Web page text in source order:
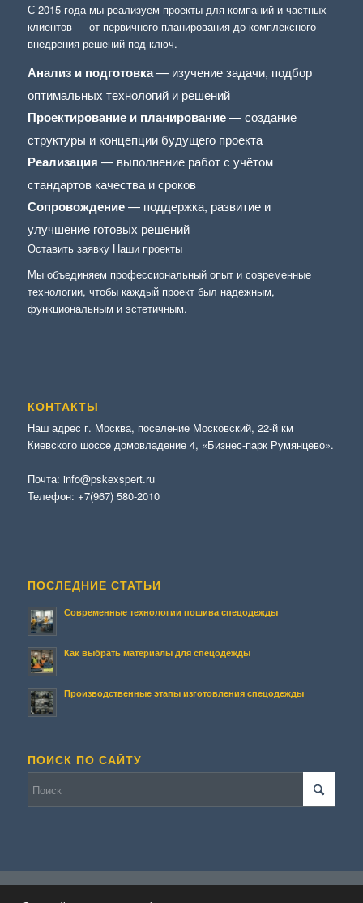
С 2015 года мы реализуем проекты для компаний и частных
клиентов — от первичного планирования до комплексного
внедрения решений под ключ.
Анализ и подготовка— изучение задачи, подбор
оптимальных технологий и решений
Проектирование и планирование— создание
структуры и концепции будущего проекта
Реализация — выполнение работ с учётом
стандартов качества и сроков
Сопровождение— поддержка, развитие и
улучшение готовых решений
Оставить заявку Наши проекты
Мы объединяем профессиональный опыт и современные
технологии, чтобы каждый проект был надежным,
функциональным и эстетичным.
КОНТАКТЫ
Наш адрес г. Москва, поселение Московский, 22-й км
Киевского шоссе домовладение 4, «Бизнес-парк Румянцево».
Почта: info@pskexspert.ru
Телефон: +7(967) 580-2010
ПОСЛЕДНИЕ СТАТЬИ
Современные технологии пошива спецодежды
Как выбрать материалы для спецодежды
Производственные этапы изготовления спецодежды
ПОИСК ПО САЙТУ